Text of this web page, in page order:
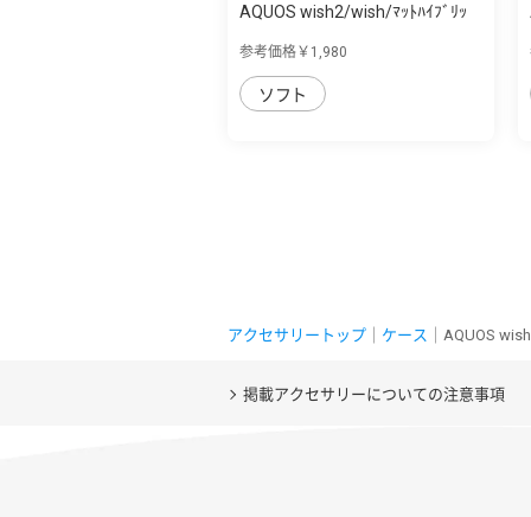
AQUOS wish2/wish/ﾏｯﾄﾊｲﾌﾞﾘｯ
参考価格￥1,980
ソフト
アクセサリートップ ケース ｜AQUOS
掲載アクセサリーについての注意事項